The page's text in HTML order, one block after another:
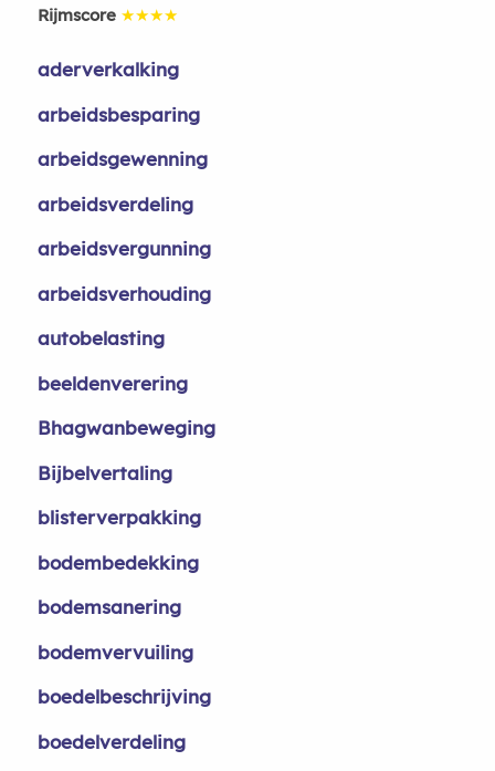
Rijmscore ★★★★
aderverkalking
arbeidsbesparing
arbeidsgewenning
arbeidsverdeling
arbeidsvergunning
arbeidsverhouding
autobelasting
beeldenverering
Bhagwanbeweging
Bijbelvertaling
blisterverpakking
bodembedekking
bodemsanering
bodemvervuiling
boedelbeschrijving
boedelverdeling